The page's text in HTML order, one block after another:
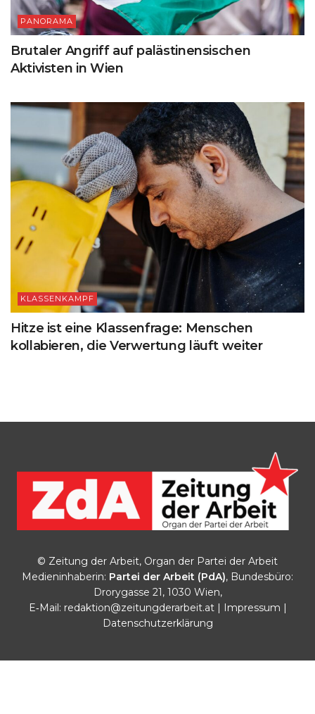
PANORAMA
Brutaler Angriff auf palästinensischen
Aktivisten in Wien
KLASSENKAMPF
Hitze ist eine Klassenfrage: Menschen
kollabieren, die Verwertung läuft weiter
© Zeitung der Arbeit, Organ der Partei der Arbeit
Medieninhaberin: Partei der Arbeit (PdA), Bundesbüro:
Drorygasse 21, 1030 Wien,
E‑Mail: redaktion@zeitungderarbeit.at| Impressum |
Datenschutzerklärung